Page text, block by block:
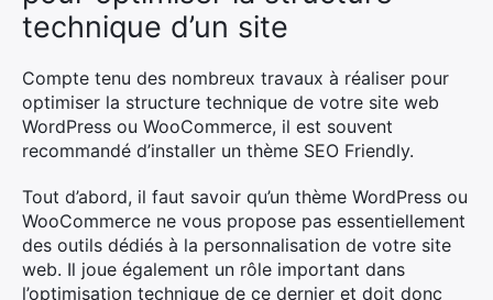
technique d’un site
Compte tenu des nombreux travaux à réaliser pour
optimiser la structure technique de votre site web
WordPress ou WooCommerce, il est souvent
recommandé d’installer un thème SEO Friendly.
Tout d’abord, il faut savoir qu’un thème WordPress ou
WooCommerce ne vous propose pas essentiellement
des outils dédiés à la personnalisation de votre site
web. Il joue également un rôle important dans
l’optimisation technique de ce dernier et doit donc
×